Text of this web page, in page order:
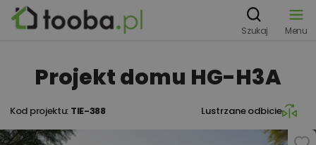
Szukaj Menu
Projekt domu HG-H3A
Kod projektu: TIE-388 Lustrzane odbicie